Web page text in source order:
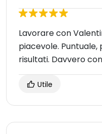
Lavorare con
piacevole.
risultati. Davvero
Utile